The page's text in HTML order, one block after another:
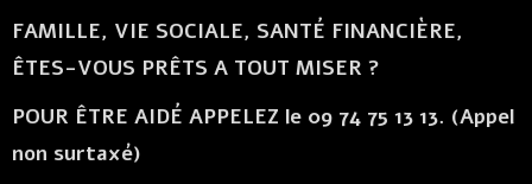
FAMILLE, VIE SOCIALE, SANTÉ FINANCIÈRE,
ÊTES-VOUS PRÊTS A TOUT MISER ?
POUR ÊTRE AIDÉ APPELEZ le 09 74 75 13 13. (Appel
non surtaxé)